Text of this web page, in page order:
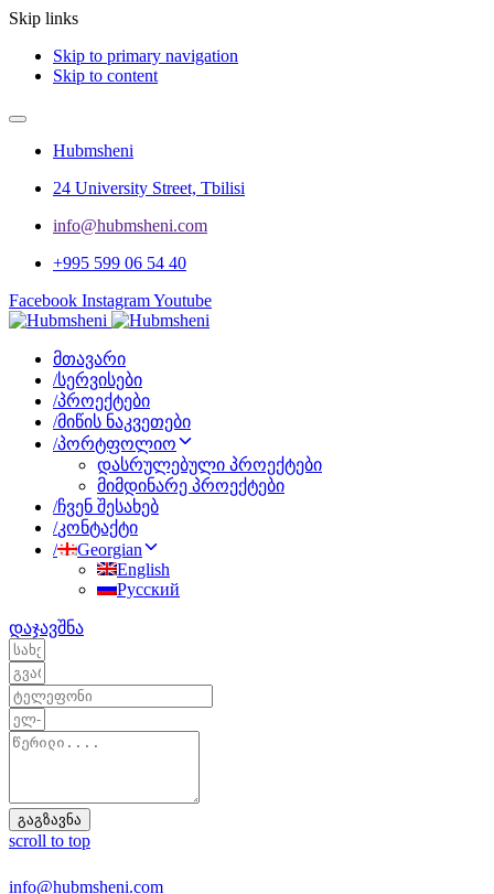
Skip links
Skip to primary navigation
Skip to content
Hubmsheni
24 University Street, Tbilisi
info@hubmsheni.com​
+995 599 06 54 40
Facebook InstagramYoutube
მთავარი
/სერვისები
/პროექტები
/მიწის ნაკვეთები
/პორტფოლიო
დასრულებული პროექტები
მიმდინარე პროექტები
/ჩვენ შესახებ
/კონტაქტი
/
Georgian
English
Русский
დაჯავშნა
გაგზავნა
scroll to top
info@hubmsheni.com